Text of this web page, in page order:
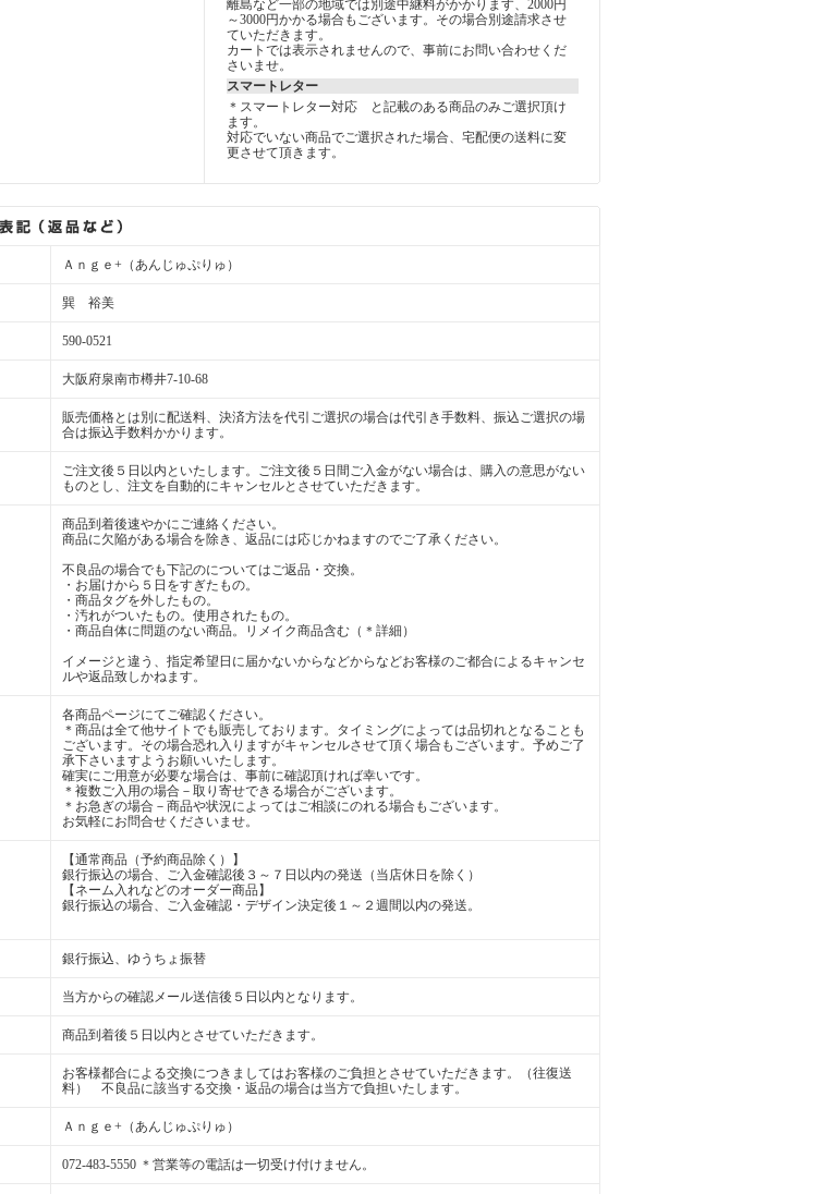
離島など一部の地域では別途中継料がかかります、2000円
～3000円かかる場合もございます。その場合別途請求させ
ていただきます。
カートでは表示されませんので、事前にお問い合わせくだ
さいませ。
スマートレター
＊スマートレター対応 と記載のある商品のみご選択頂け
ます。
対応でいない商品でご選択された場合、宅配便の送料に変
更させて頂きます。
Ａｎｇｅ+（あんじゅぷりゅ）
巽 裕美
590-0521
大阪府泉南市樽井7-10-68
販売価格とは別に配送料、決済方法を代引ご選択の場合は代引き手数料、振込ご選択の場
合は振込手数料かかります。
ご注文後５日以内といたします。ご注文後５日間ご入金がない場合は、購入の意思がない
ものとし、注文を自動的にキャンセルとさせていただきます。
商品到着後速やかにご連絡ください。
商品に欠陥がある場合を除き、返品には応じかねますのでご了承ください。
不良品の場合でも下記のについてはご返品・交換。
・お届けから５日をすぎたもの。
・商品タグを外したもの。
・汚れがついたもの。使用されたもの。
・商品自体に問題のない商品。リメイク商品含む（＊詳細）
イメージと違う、指定希望日に届かないからなどからなどお客様のご都合によるキャンセ
ルや返品致しかねます。
各商品ページにてご確認ください。
＊商品は全て他サイトでも販売しております。タイミングによっては品切れとなることも
ございます。その場合恐れ入りますがキャンセルさせて頂く場合もございます。予めご了
承下さいますようお願いいたします。
確実にご用意が必要な場合は、事前に確認頂ければ幸いです。
＊複数ご入用の場合－取り寄せできる場合がございます。
＊お急ぎの場合－商品や状況によってはご相談にのれる場合もございます。
お気軽にお問合せくださいませ。
【通常商品（予約商品除く）】
銀行振込の場合、ご入金確認後３～７日以内の発送（当店休日を除く）
【ネーム入れなどのオーダー商品】
銀行振込の場合、ご入金確認・デザイン決定後１～２週間以内の発送。
銀行振込、ゆうちょ振替
当方からの確認メール送信後５日以内となります。
商品到着後５日以内とさせていただきます。
お客様都合による交換につきましてはお客様のご負担とさせていただきます。（往復送
料） 不良品に該当する交換・返品の場合は当方で負担いたします。
Ａｎｇｅ+（あんじゅぷりゅ）
072-483-5550 ＊営業等の電話は一切受け付けません。